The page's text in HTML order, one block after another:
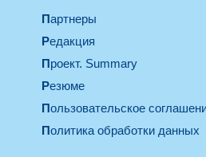
Партнеры
Редакция
Проект. Summary
Резюме
Пользовательское
Политика обработки данных